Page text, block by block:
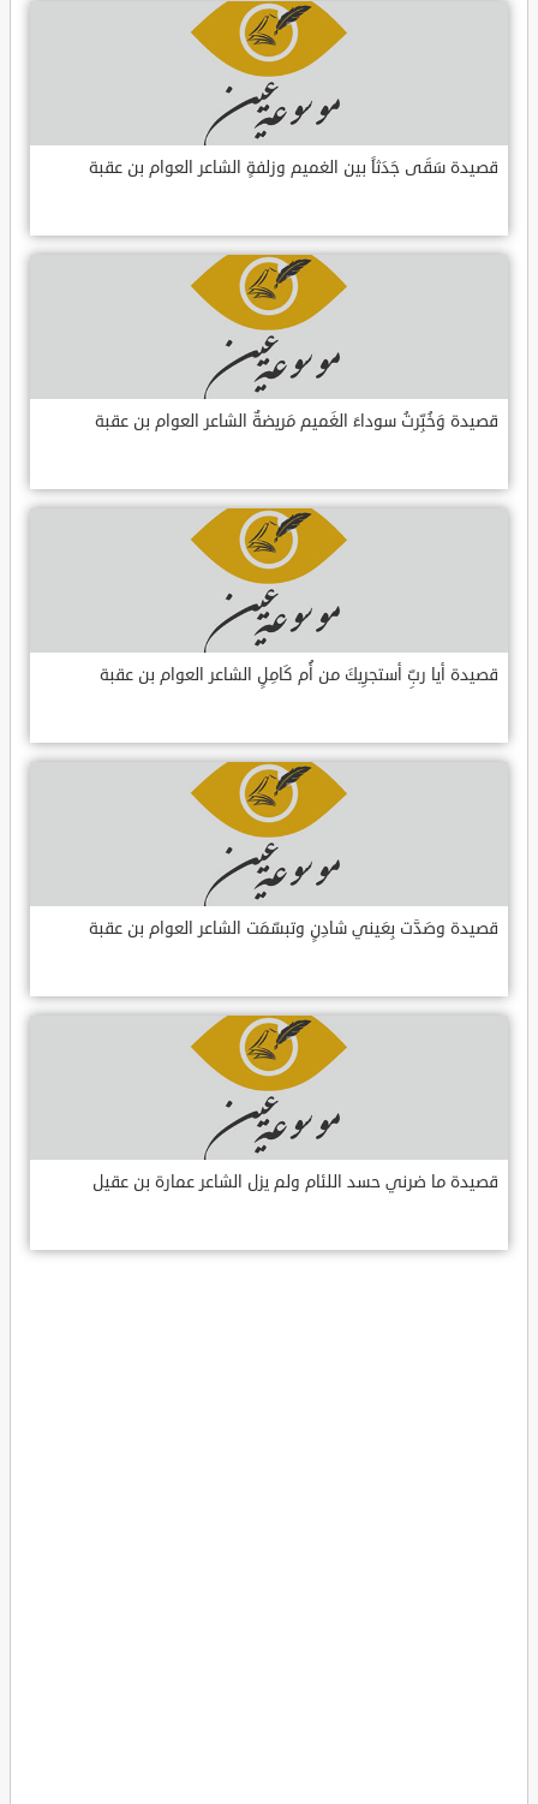
قصيدة سَقَى جَدَثاً بين الغميم وزلفةٍ الشاعر العوام بن عقبة
قصيدة وَخُبِّرتُ سوداءَ الغَميم مَريضةٌ الشاعر العوام بن عقبة
قصيدة أيا ربِّ أستجرِيكَ من أُم كَامِلٍ الشاعر العوام بن عقبة
قصيدة وصَدَّت بِعَيني شادِنٍ وتبسّمَت الشاعر العوام بن عقبة
قصيدة ما ضرني حسد اللئام ولم يزل الشاعر عمارة بن عقيل